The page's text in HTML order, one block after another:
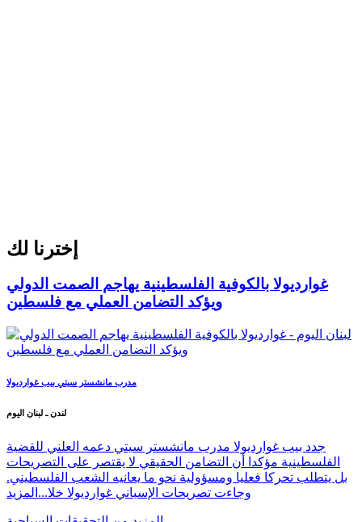
إخترنا لك
غوارديولا بالكوفية الفلسطينية يهاجم الصمت الدولي
ويؤكد التضامن العملي مع فلسطين
مدرب مانشستر سيتي بيب غوارديولا
لندن ـ لبنان اليوم
جدد بيب غوارديولا مدرب مانشستر سيتي دعمه العلني للقضية
الفلسطينية مؤكدا أن التضامن الحقيقي لا يقتصر على التصريحات
بل يتطلب تحركا فعليا ومسؤولية نحو ما يعانيه الشعب الفلسطيني.
وجاءت تصريحات الإسباني غوارديولا خلا... المزيد